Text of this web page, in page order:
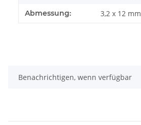
Abmessung: 3,2 x 12 mm
Benachrichtigen, wenn verfügbar